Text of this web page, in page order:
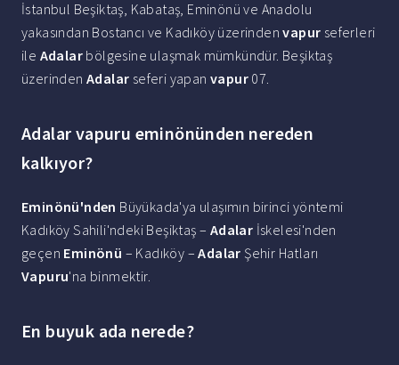
İstanbul Beşiktaş, Kabataş, Eminönü ve Anadolu
yakasından Bostancı ve Kadıköy üzerindenvapur seferleri
ile Adalar bölgesine ulaşmak mümkündür. Beşiktaş
üzerindenAdalar seferi yapanvapur 07.
Adalar vapuru eminönünden nereden
kalkıyor?
Eminönü'nden Büyükada'ya ulaşımın birinci yöntemi
Kadıköy Sahili'ndeki Beşiktaş – Adalar İskelesi'nden
geçen Eminönü – Kadıköy –Adalar Şehir Hatları
Vapuru'na binmektir.
En buyuk ada nerede?